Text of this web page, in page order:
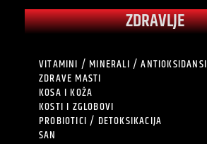
ZDRAVLJE
VITAMINI / MINERALI / ANTIOKSIDANSI
ZDRAVE MASTI
KOSA I KOŽA
KOSTI I ZGLOBOVI
PROBIOTICI / DETOKSIKACIJA
SAN